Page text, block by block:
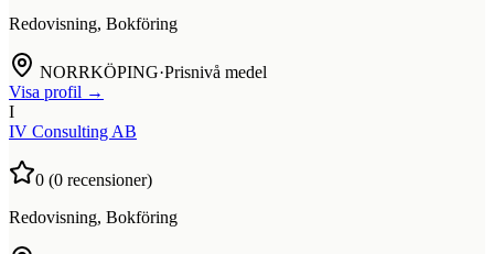
Redovisning, Bokföring
NORRKÖPING·Prisnivå medel
Visa profil →
I
IV Consulting AB
0 (0 recensioner)
Redovisning, Bokföring